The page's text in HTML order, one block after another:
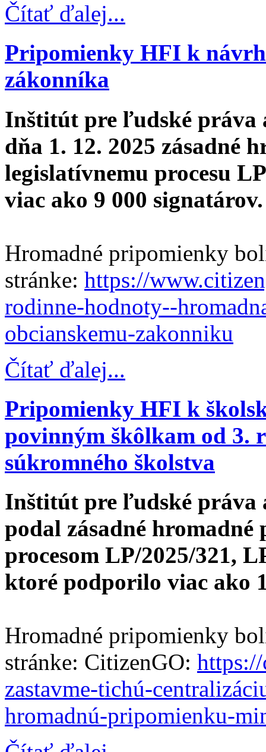
Čítať ďalej...
Pripomienky HFI k
zákonníka
Inštitút pre ľudské práva
dňa 1. 12. 2025 zásadné
legislatívnemu procesu
viac ako 9 000 signatárov.
Hromadné pripomienky
stránke: https://
rodinne-hodnoty--
obcianskemu-zakonniku
Čítať ďalej...
Pripomienky HFI k
povinným škôlkam od 3.
súkromného školstva
Inštitút pre ľudské práva
podal zásadné
procesom LP/2025/321,
ktoré podporilo viac ako
Hromadné pripomienky
stránke: CitizenGO:
zastavme-tichú-
hromadnú-pripomienku-